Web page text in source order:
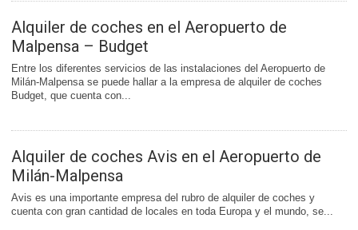
Alquiler de coches en el Aeropuerto de
Malpensa – Budget
Entre los diferentes servicios de las instalaciones del Aeropuerto de
Milán-Malpensa se puede hallar a la empresa de alquiler de coches
Budget, que cuenta con...
Alquiler de coches Avis en el Aeropuerto de
Milán-Malpensa
Avis es una importante empresa del rubro de alquiler de coches y
cuenta con gran cantidad de locales en toda Europa y el mundo, se...